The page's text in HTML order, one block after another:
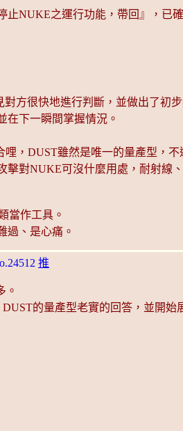
NUKE之運行功能，帶回』，已
方很快地進行判斷，並做出了初
在下一瞬間掌握情況。
，DUST雖然是唯一的量產型，
對NUKE可沒什麼用處，耐射線
當作工具。
過、是心痛。
推
。
的量產型老實的回答，並開始